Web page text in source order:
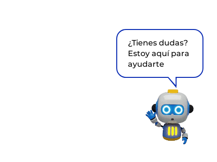
¿Tienes dudas?
Estoy aquí para
ayudarte